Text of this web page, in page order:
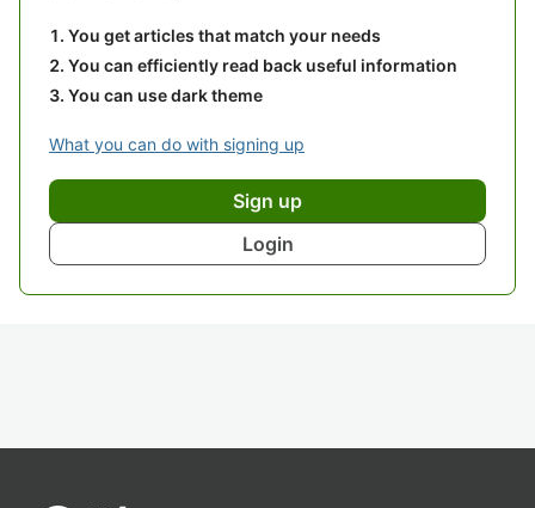
You get articles that match your needs
You can efficiently read back useful information
You can use dark theme
What you can do with signing up
Sign up
Login